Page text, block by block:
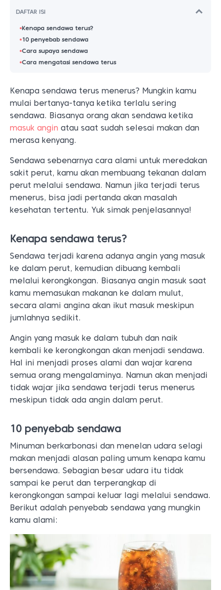
DAFTAR ISI
Kenapa sendawa terus?
10 penyebab sendawa
Cara supaya sendawa
Cara mengatasi sendawa terus
Kenapa sendawa terus menerus? Mungkin kamu
mulai bertanya-tanya ketika terlalu sering
sendawa. Biasanya orang akan sendawa ketika
masuk angin atau saat sudah selesai makan dan
merasa kenyang.
Sendawa sebenarnya cara alami untuk meredakan
sakit perut, kamu akan membuang tekanan dalam
perut melalui sendawa. Namun jika terjadi terus
menerus, bisa jadi pertanda akan masalah
kesehatan tertentu. Yuk simak penjelasannya!
Kenapa sendawa terus?
Sendawa terjadi karena adanya angin yang masuk
ke dalam perut, kemudian dibuang kembali
melalui kerongkongan. Biasanya angin masuk saat
kamu memasukan makanan ke dalam mulut,
secara alami angina akan ikut masuk meskipun
jumlahnya sedikit.
Angin yang masuk ke dalam tubuh dan naik
kembali ke kerongkongan akan menjadi sendawa.
Hal ini menjadi proses alami dan wajar karena
semua orang mengalaminya. Namun akan menjadi
tidak wajar jika sendawa terjadi terus menerus
meskipun tidak ada angin dalam perut.
10 penyebab sendawa
Minuman berkarbonasi dan menelan udara selagi
makan menjadi alasan paling umum kenapa kamu
bersendawa. Sebagian besar udara itu tidak
sampai ke perut dan terperangkap di
kerongkongan sampai keluar lagi melalui sendawa.
Berikut adalah penyebab sendawa yang mungkin
kamu alami: